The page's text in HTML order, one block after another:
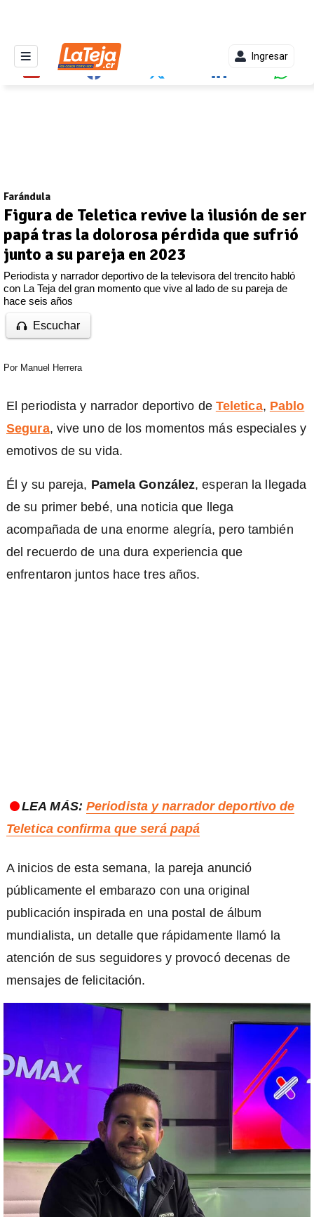
Ingresar
Farándula
Figura de Teletica revive la ilusión de ser
papá tras la dolorosa pérdida que sufrió
junto a su pareja en 2023
Periodista y narrador deportivo de la televisora del trencito habló
con La Teja del gran momento que vive al lado de su pareja de
hace seis años
Escuchar
Por Manuel Herrera
El periodista y narrador deportivo de Teletica, Pablo
Segura, vive uno de los momentos más especiales y
emotivos de su vida.
Él y su pareja, Pamela González, esperan la llegada
de su primer bebé, una noticia que llega
acompañada de una enorme alegría, pero también
del recuerdo de una dura experiencia que
enfrentaron juntos hace tres años.
LEA MÁS: Periodista y narrador deportivo de
Teletica confirma que será papá
A inicios de esta semana, la pareja anunció
públicamente el embarazo con una original
publicación inspirada en una postal de álbum
mundialista, un detalle que rápidamente llamó la
atención de sus seguidores y provocó decenas de
mensajes de felicitación.